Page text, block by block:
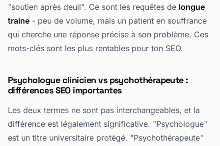
"soutien après deuil". Ce sont les requêtes de longue
traine - peu de volume, mais un patient en souffrance
qui cherche une réponse précise à son problème. Ces
mots-clés sont les plus rentables pour ton SEO.
Psychologue clinicien vs psychothérapeute :
différences SEO importantes
Les deux termes ne sont pas interchangeables, et la
différence est légalement significative. "Psychologue"
est un titre universitaire protégé. "Psychothérapeute"